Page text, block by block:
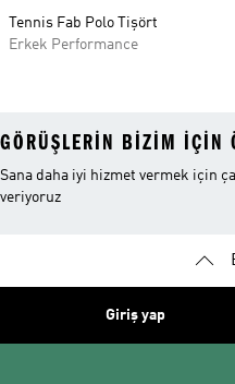
Tennis Fab Polo Tişört
Erkek Performance
GÖRÜŞLERIN BIZIM IÇIN
Sana daha iyi hizmet vermek için
veriyoruz
Giriş yap